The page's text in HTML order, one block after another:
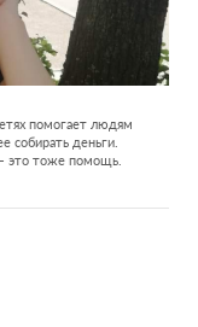
помогает людям
собирать деньги.
это тоже помощь.